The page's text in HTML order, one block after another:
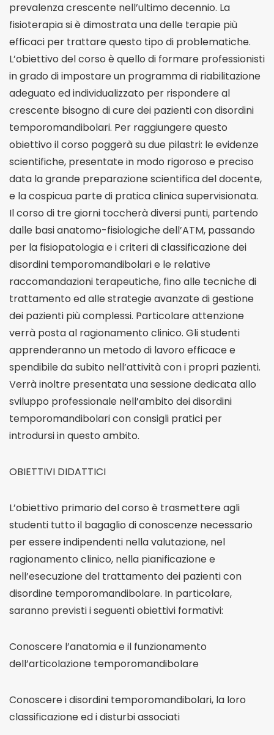
prevalenza crescente nell’ultimo decennio. La
fisioterapia si è dimostrata una delle terapie più
efficaci per trattare questo tipo di problematiche.
L’obiettivo del corso è quello di formare professionisti
in grado di impostare un programma di riabilitazione
adeguato ed individualizzato per rispondere al
crescente bisogno di cure dei pazienti con disordini
temporomandibolari. Per raggiungere questo
obiettivo il corso poggerà su due pilastri: le evidenze
scientifiche, presentate in modo rigoroso e preciso
data la grande preparazione scientifica del docente,
e la cospicua parte di pratica clinica supervisionata.
Il corso di tre giorni toccherà diversi punti, partendo
dalle basi anatomo-fisiologiche dell’ATM, passando
per la fisiopatologia e i criteri di classificazione dei
disordini temporomandibolari e le relative
raccomandazioni terapeutiche, fino alle tecniche di
trattamento ed alle strategie avanzate di gestione
dei pazienti più complessi. Particolare attenzione
verrà posta al ragionamento clinico. Gli studenti
apprenderanno un metodo di lavoro efficace e
spendibile da subito nell’attività con i propri pazienti.
Verrà inoltre presentata una sessione dedicata allo
sviluppo professionale nell’ambito dei disordini
temporomandibolari con consigli pratici per
introdursi in questo ambito.
OBIETTIVI DIDATTICI
L’obiettivo primario del corso è trasmettere agli
studenti tutto il bagaglio di conoscenze necessario
per essere indipendenti nella valutazione, nel
ragionamento clinico, nella pianificazione e
nell’esecuzione del trattamento dei pazienti con
disordine temporomandibolare. In particolare,
saranno previsti i seguenti obiettivi formativi:
Conoscere l’anatomia e il funzionamento
dell’articolazione temporomandibolare
Conoscere i disordini temporomandibolari, la loro
classificazione ed i disturbi associati